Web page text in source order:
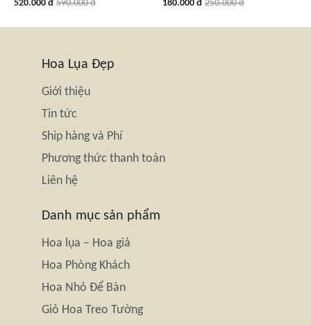
520.000 đ 590.000 đ 180.000 đ 250.000 đ
Hoa Lụa Đẹp
Giới thiệu
Tin tức
Ship hàng và Phí
Phương thức thanh toán
Liên hệ
Danh mục sản phẩm
Hoa lụa – Hoa giả
Hoa Phòng Khách
Hoa Nhỏ Để Bàn
Giỏ Hoa Treo Tường